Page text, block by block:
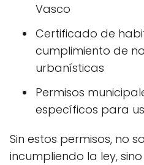
Vasco
Certificado de
cumplimiento de
urbanísticas
Permisos
específicos para
Sin estos permisos, no
incumpliendo la ley,